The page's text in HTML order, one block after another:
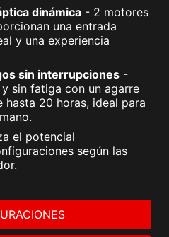
dinámica - 2 motores
una entrada
y una experiencia
sin interrupciones -
sin fatiga con un agarre
hasta 20 horas, ideal para
el potencial
según las